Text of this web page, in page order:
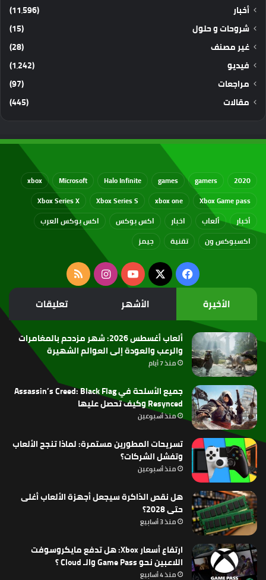
أخبار
(11٬596)
شروحات و حلول
(15)
غير مصنف
(28)
فيديو
(1٬242)
مراجعات
(97)
مقالات
(445)
2020
gamers
games
Halo Infinite
Microsoft
xbox
Xbox Game pass
xbox one
Xbox Series S
Xbox Series X
أخبار
ألعاب اخبار اكس بوكس
اكس بوكس العرب
اكسبوكس ون
تقنية جيمز
فيسبوك
‫X
‫YouTubeانستقرامملخص
الموقع
RSS
الأخيرة الأشهر تعليقات
ألعاب أغسطس 2026: شهر مزدحم بالمغامرات
والرعب والعودة إلى العوالم الشهيرة
منذ 7 أيام
جميع الأسلحة في Assassin’s Creed: Black Flag
Resynced وكيف تحصل عليها
منذ أسبوعين
تسريحات المطورين مستمرة: لماذا تنجح الألعاب
وتفشل الشركات؟
منذ أسبوعين
هل نقص الذاكرة سيجعل أجهزة الألعاب أغلى
حتى 2028؟
منذ 3 أسابيع
ارتفاع أسعار Xbox: هل تدفع مايكروسوفت
اللاعبين نحو Game Pass والـ Cloud ؟
منذ 4 أسابيع